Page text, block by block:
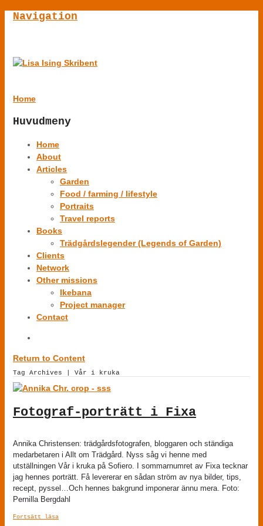
Navigation
Home
Huvudmeny
Home
About
Articles
Garden
Food / farming / lifestyle
Portraits
Travel reports
Books
Trädgårdslegender (Legends of Garden)
Clients
Network
Other missions
Ikebana
Project manager
Contact
Return to Content
Tag Archives | Vår i kruka
Fotograf-porträtt i Fixa
Annika Christensen: trädgårdsfotografen, bloggaren och ständiga
medarbetaren i Allt om Trädgård. Nyss såg vi henne med
utställningen Vår i kruka på Sofiero. I sommarnumret av Fixa tecknar
jag hennes porträtt. Få levererar en sådan ström av nya bilder, tips,
recept, pyssel…Och hennes bakgrund imponerar ännu mera. Foto:
Pernilla Bergdahl
Fortsätt läsa